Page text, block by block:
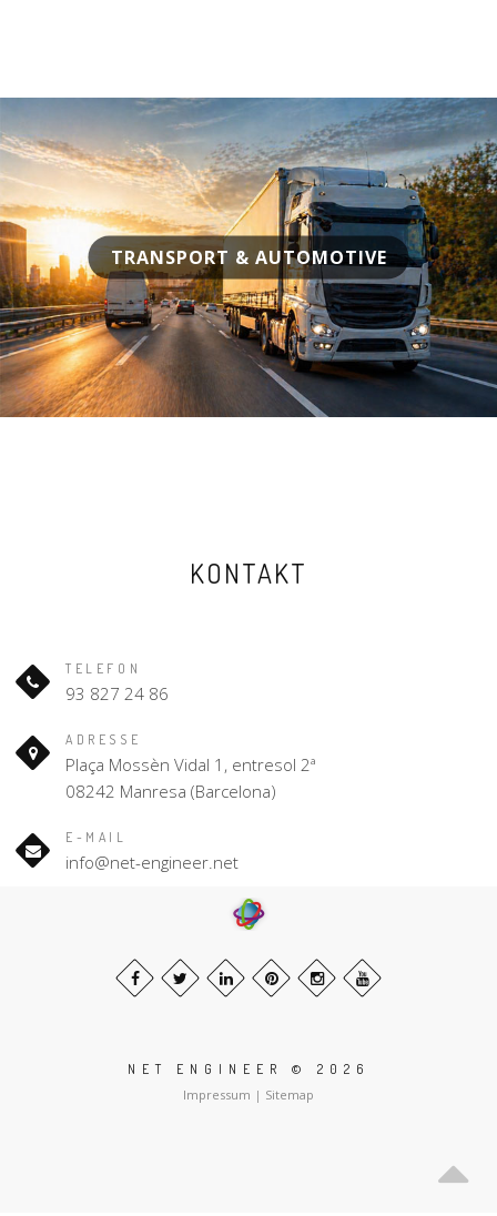
TRANSPORT & AUTOMOTIVE
KONTAKT
TELEFON
93 827 24 86
ADRESSE
Plaça Mossèn Vidal 1, entresol 2ª
08242 Manresa (Barcelona)
E-MAIL
info@net-engineer.net
NET ENGINEER © 2026
Impressum | Sitemap